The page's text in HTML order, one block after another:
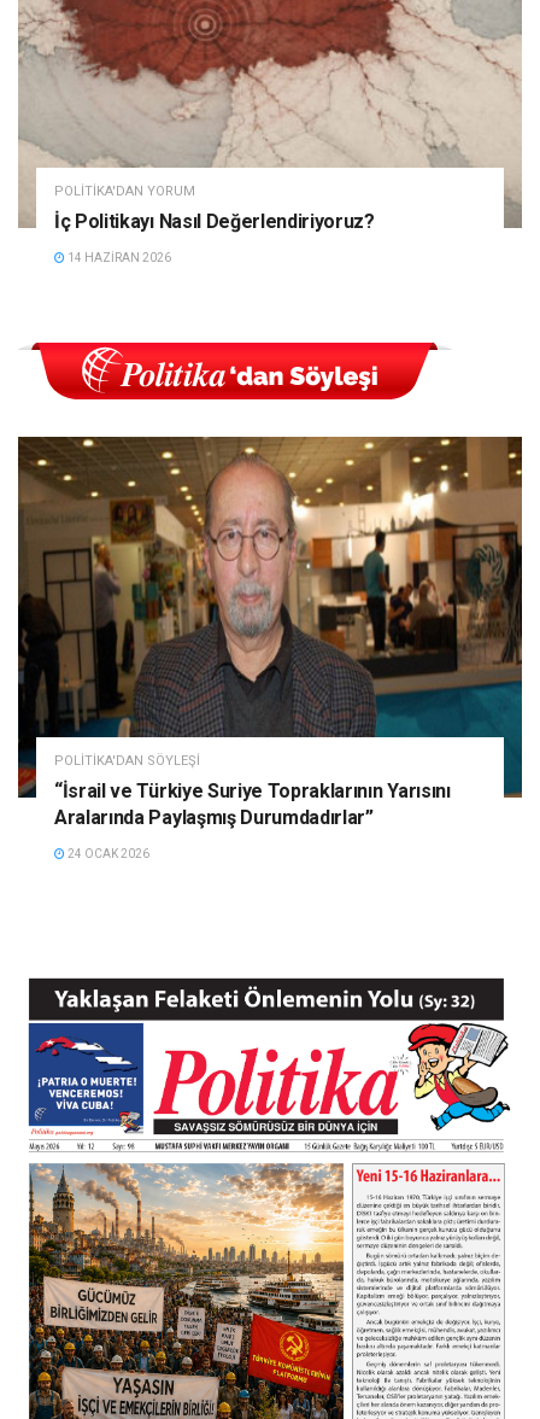
POLITIKA'DAN YORUM
İç Politikayı Nasıl Değerlendiriyoruz?
14 HAZIRAN 2026
POLITIKA'DAN SÖYLEŞI
“İsrail ve Türkiye Suriye Topraklarının Yarısını
Aralarında Paylaşmış Durumdadırlar”
24 OCAK 2026